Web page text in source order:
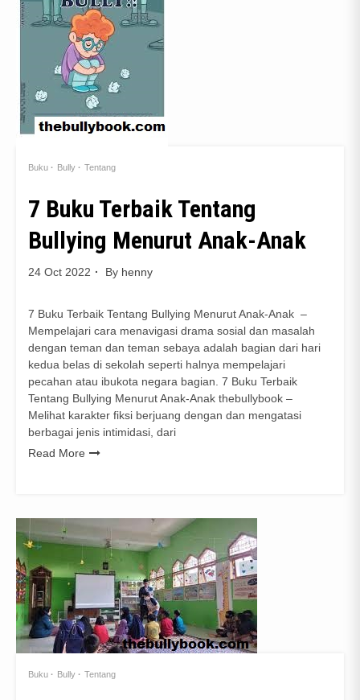
Buku Bully Tentang
7 Buku Terbaik Tentang
Bullying Menurut Anak-Anak
24 Oct 2022 By henny
7 Buku Terbaik Tentang Bullying Menurut Anak-Anak –
Mempelajari cara menavigasi drama sosial dan masalah
dengan teman dan teman sebaya adalah bagian dari hari
kedua belas di sekolah seperti halnya mempelajari
pecahan atau ibukota negara bagian. 7 Buku Terbaik
Tentang Bullying Menurut Anak-Anak thebullybook –
Melihat karakter fiksi berjuang dengan dan mengatasi
berbagai jenis intimidasi, dari
Read More
Buku Bully Tentang